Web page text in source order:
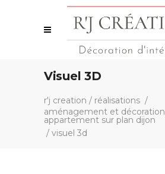
Visuel 3D
r'j creation / réalisations /
aménagement et décoration
appartement sur plan dijon
/ visuel 3d